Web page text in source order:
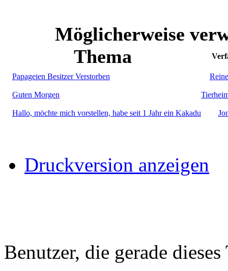
Möglicherweise
Thema
Papageien Besitzer Verstorben
Guten Morgen
Hallo, möchte mich vorstellen, habe seit 1 Jahr ein Kakadu
Druckversion anzeigen
Benutzer, die gerade